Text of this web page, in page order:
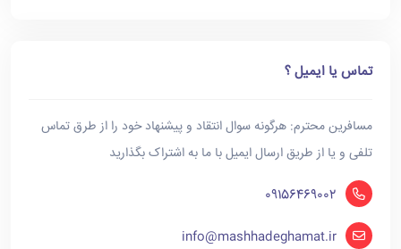
تماس یا ایمیل ؟
مسافرین محترم: هرگونه سوال انتقاد و پیشنهاد خود را از طرق تماس
تلفی و یا از طریق ارسال ایمیل با ما به اشتراک بگذارید
09156469002
info@mashhadeghamat.ir